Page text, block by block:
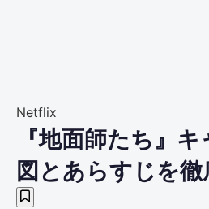
Netflix
『地面師たち』
図とあらすじを徹